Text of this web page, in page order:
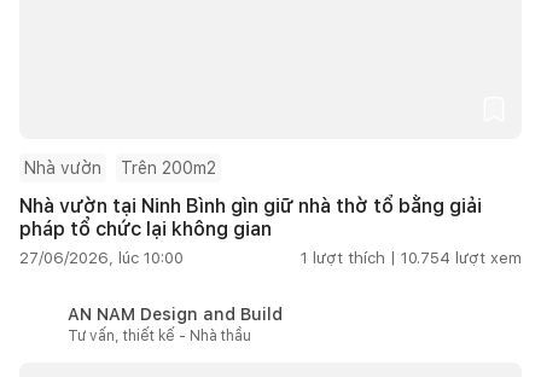
Nhà vườn Trên 200m2
Nhà vườn tại Ninh Bình gìn giữ nhà thờ tổ bằng giải
pháp tổ chức lại không gian
27/06/2026, lúc 10:00 1 lượt thích | 10.754 lượt xem
AN NAM Design and Build
Tư vấn, thiết kế - Nhà thầu